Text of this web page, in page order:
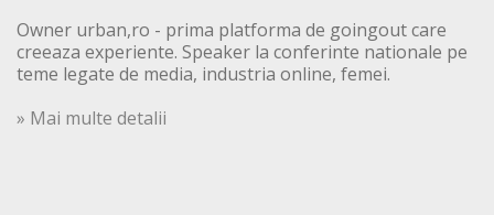
Owner urban,ro - prima platforma de goingout care
creeaza experiente. Speaker la conferinte nationale pe
teme legate de media, industria online, femei.
» Mai multe detalii